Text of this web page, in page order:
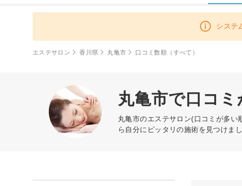
システ
エステサロン 香川県 丸亀市 口コミ数順（すべて）
丸亀市で口コ
丸亀市のエステサロン(口コミが多
ら自分にピッタリの施術を見つけま